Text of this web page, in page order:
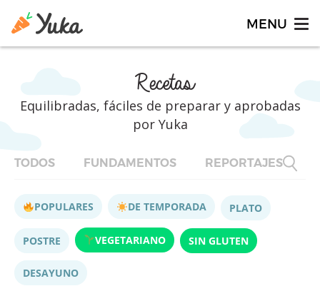
Recetas
Equilibradas, fáciles de preparar y aprobadas
por Yuka
TODOS FUNDAMENTOS REPORTAJES
POPULARES DE TEMPORADA PLATO
POSTRE VEGETARIANO SIN GLUTEN
DESAYUNO